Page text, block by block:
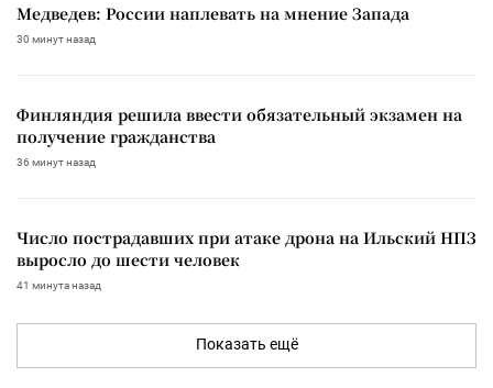
Медведев: России наплевать на мнение Запада
30 минут назад
Финляндия решила ввести обязательный экзамен на
получение гражданства
36 минут назад
Число пострадавших при атаке дрона на Ильский НПЗ
выросло до шести человек
41 минута назад
Показать ещё